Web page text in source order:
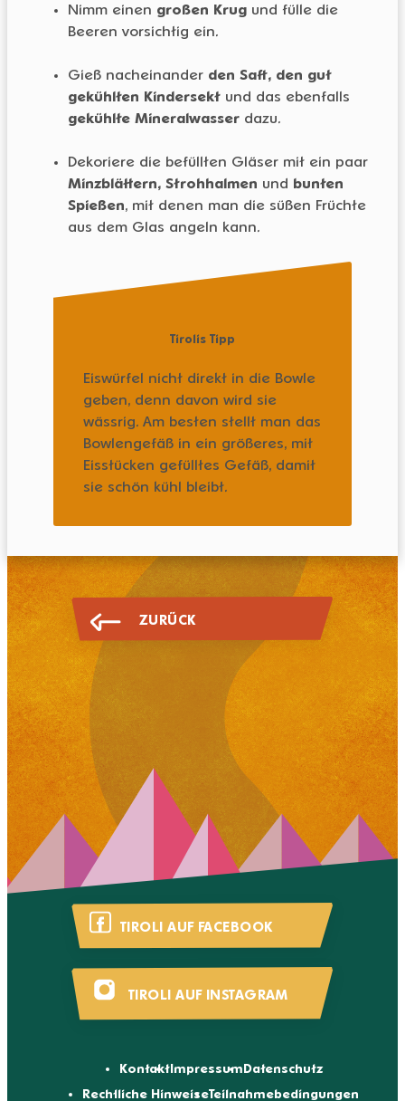
Nimm einen großen Krugund fülle die
Beeren vorsichtig ein.
Gieß nacheinander den Saft, den gut
gekühlten Kindersektund das ebenfalls
gekühlte Mineralwasserdazu.
Dekoriere die befüllten Gläser mit ein paar
Minzblättern, Strohhalmen und
bunten
Spießen, mit denen man die süßen Früchte
aus dem Glas angeln kann.
Tirolis Tipp
Eiswürfel nicht direkt in die Bowle
geben, denn davon wird sie
wässrig. Am besten stellt man das
Bowlengefäß in ein größeres, mit
Eisstücken gefülltes Gefäß, damit
sie schön kühl bleibt.
ZURÜCK
TIROLI AUF FACEBOOK
TIROLI AUF INSTAGRAM
KontaktImpressum Datenschutz
Rechtliche HinweiseTeilnahmebedingungen